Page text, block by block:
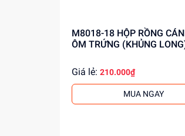
M8018-18 HỘP RỒNG CÁNH PIN
ÔM TRỨNG (KHỦNG
Giá lẻ: 210.000₫
MUA NGAY